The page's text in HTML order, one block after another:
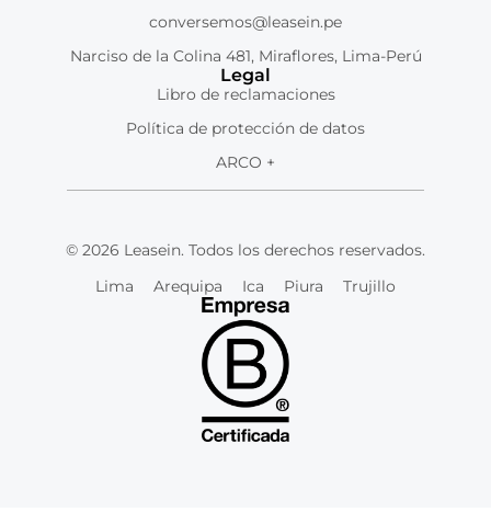
conversemos@leasein.pe
Narciso de la Colina 481, Miraflores, Lima-Perú
Legal
Libro de reclamaciones
Política de protección de datos
ARCO +
© 2026 Leasein. Todos los derechos reservados.
Lima
Arequipa Ica Piura Trujillo